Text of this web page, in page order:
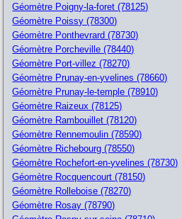
Géomètre Poigny-la-foret (78125)
Géomètre Poissy (78300)
Géomètre Ponthevrard (78730)
Géomètre Porcheville (78440)
Géomètre Port-villez (78270)
Géomètre Prunay-en-yvelines (78660)
Géomètre Prunay-le-temple (78910)
Géomètre Raizeux (78125)
Géomètre Rambouillet (78120)
Géomètre Rennemoulin (78590)
Géomètre Richebourg (78550)
Géomètre Rochefort-en-yvelines (78730)
Géomètre Rocquencourt (78150)
Géomètre Rolleboise (78270)
Géomètre Rosay (78790)